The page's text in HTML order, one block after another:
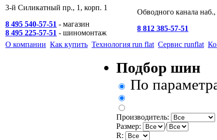
3-й Силикатный пр., 1, корп. 1
8 495 540-57-51 - магазин
8 495 225-57-51 - шиномонтаж
Обводного канала
8 812 385-57-51
О компании Как купить Технология run flat Сервис runflat
Подбор шин
По
Производитель:
Размер:
/
R: